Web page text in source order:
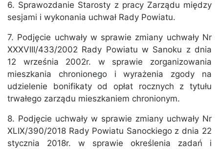
6. Sprawozdanie Starosty z pracy Zarządu między
sesjami i wykonania uchwał Rady Powiatu.
7. Podjęcie uchwały w sprawie zmiany uchwały Nr
XXXVIII/433/2002 Rady Powiatu w Sanoku z dnia
12 września 2002r. w sprawie zorganizowania
mieszkania chronionego i wyrażenia zgody na
udzielenie bonifikaty od opłat rocznych z tytułu
trwałego zarządu mieszkaniem chronionym.
8. Podjęcie uchwały w sprawie zmiany uchwały Nr
XLIX/390/2018 Rady Powiatu Sanockiego z dnia 22
stycznia 2018r. w sprawie określenia zadań i